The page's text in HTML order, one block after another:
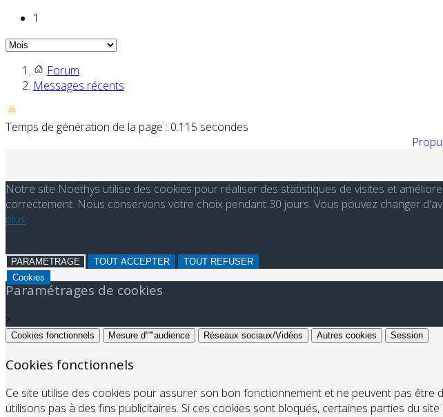
1
Forum
Messages récents
Temps de génération de la page : 0.115 secondes
Notre site Noethys utilise des cookies pour réaliser des statistiques de visites et
correctement. Nous conservons votre choix pendant 30 jours. Vous pouvez changer
plus
PARAMETRAGE TOUT ACCEPTER
TOUT REFUSER
Cookies
Paramétrages de cookies
×
Cookies fonctionnels Mesure d"'"audience Réseaux sociaux/Vidéos Autres cookies Session
Cookies fonctionnels
Ce site utilise des cookies pour assurer son bon fonctionnement et ne peuvent pas être
utilisons pas à des fins publicitaires. Si ces cookies sont bloqués, certaines parties du